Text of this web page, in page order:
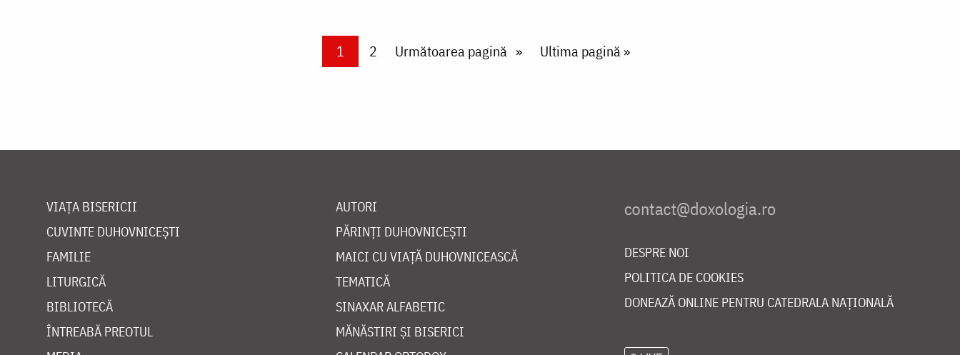
Current page
1 Page
2 Next page
Următoarea pagină Last page
Ultima pagină »
VIAȚA BISERICII
CUVINTE DUHOVNICEȘTI
FAMILIE
LITURGICĂ
BIBLIOTECĂ
ÎNTREABĂ PREOTUL
AUTORI
PĂRINȚI DUHOVNICEȘTI
MAICI CU VIAȚĂ DUHOVNICEASCĂ
TEMATICĂ
SINAXAR ALFABETIC
MĂNĂSTIRI ȘI BISERICI
DESPRE NOI
POLITICA DE COOKIES
DONEAZĂ ONLINE PENTRU CATEDRALA NAȚIONALĂ